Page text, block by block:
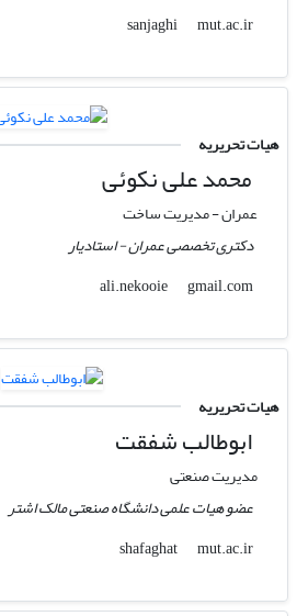
sanjaghi
mut.ac.ir
هیات تحریریه
محمد علی نکوئی
عمران - مدیریت ساخت
دکتری تخصصی عمران - استادیار
ali.nekooie
gmail.com
هیات تحریریه
ابوطالب شفقت
مدیریت صنعتی
عضو هیات علمی دانشگاه صنعتی مالک اشتر
shafaghat
mut.ac.ir